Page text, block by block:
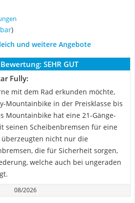
)
und weitere Angebote
SEHR GUT
Fully:
mit dem Rad erkunden möchte,
Mountainbike in der Preisklasse bis
Mountainbike hat eine 21-Gänge-
seinen Scheibenbremsen für eine
nicht nur die
die für Sicherheit sorgen,
welche auch bei ungeraden
08/2026